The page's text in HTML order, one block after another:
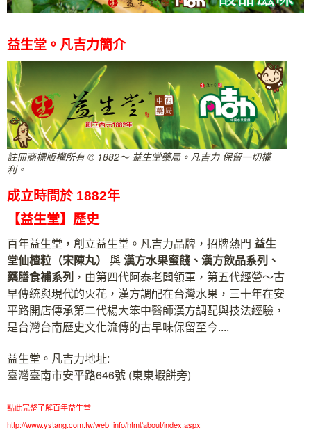
益生堂。凡吉力簡介
註冊商標版權所有 © 1882～ 益生堂藥局。凡吉力 保留一切權
利。
成立時間於 1882年
【益生堂】歷史
百年益生堂，創立益生堂。凡吉力品牌，招牌熱門 益生
堂仙楂粒（宋陳丸） 與漢方水果蜜餞、漢方飲品系列、
藥膳食補系列 ，由第四代阿泰老闆領軍，第五代經營～古
早傳統與現代的火花，漢方調配在台灣水果，三十年在安
平路開店傳承第二代楊大笨中醫師漢方調配與技法經驗，
是台灣台南歷史文化流傳的古早味保留至今....
益生堂。凡吉力地址:
臺灣臺南市安平路646號 (東東蝦餅旁)
點此完整了解百年益生堂
http://www.ystang.com.tw/web_info/html/about/index.aspx